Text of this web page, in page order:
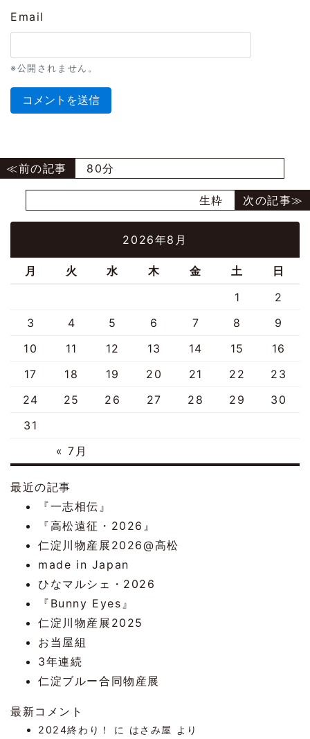
Email
※公開されません。
80分
生粋
2026年8月
月 火 水 木 金 土 日
« 7月
1
2
3
4 5 6 7 8
9
10
11 12 13 14 15
16
17
18 19 20 21 22
23
24
25 26 27 28 29
30
31
最近の記事
『一志相伝』
『高松遠征・2026』
仁淀川物産展2026@高松
made in Japan
ひなマルシェ・2026
『Bunny Eyes』
仁淀川物産展2025
お当屋組
3年連続
仁淀ブルー合同物産展
最新コメント
2024終わり！ に はさみ屋
より